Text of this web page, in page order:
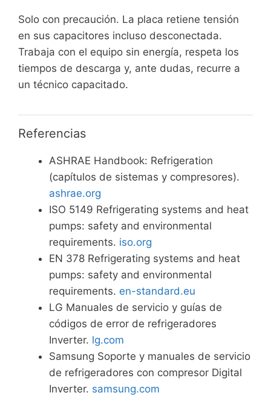
Solo con precaución. La placa retiene tensión
en sus capacitores incluso desconectada.
Trabaja con el equipo sin energía, respeta los
tiempos de descarga y, ante dudas, recurre a
un técnico capacitado.
Referencias
ASHRAE Handbook: Refrigeration
(capítulos de sistemas y compresores).
ashrae.org
ISO 5149 Refrigerating systems and heat
pumps: safety and environmental
requirements. iso.org
EN 378 Refrigerating systems and heat
pumps: safety and environmental
requirements. en-standard.eu
LG Manuales de servicio y guías de
códigos de error de refrigeradores
Inverter. lg.com
Samsung Soporte y manuales de servicio
de refrigeradores con compresor Digital
Inverter. samsung.com